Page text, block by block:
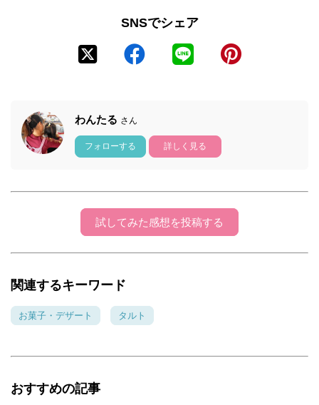
SNSでシェア
わんたる さん
フォローする 詳しく見る
試してみた感想を投稿する
関連するキーワード
お菓子・デザート タルト
おすすめの記事